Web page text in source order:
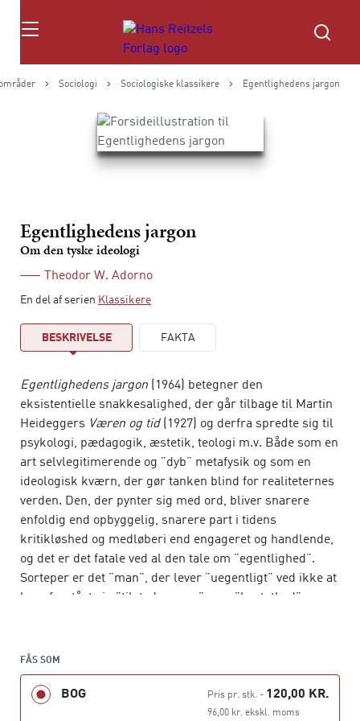
Søg
Sociologi Sociologiske klassikere Egentlighedens jargon
Egentlighedens jargon
Om den tyske ideologi
Theodor W. Adorno
En del af serien Klassikere
BESKRIVELSE FAKTA
Egentlighedens jargon (1964) betegner den
eksistentielle snakkesalighed, der går tilbage til Martin
Heideggers Væren og tid(1927) og derfra spredte sig til
psykologi, pædagogik, æstetik, teologi m.v. Både som en
art selvlegitimerende og ”dyb” metafysik og som en
ideologisk kværn, der gør tanken blind for realiteternes
verden. Den, der pynter sig med ord, bliver snarere
enfoldig end opbyggelig, snarere part i tidens
kritikløshed og medløberi end engageret og handlende,
og det er det fatale ved al den tale om ”egentlighed”.
Sorteper er det ”man”, der lever ”uegentligt” ved ikke at
have forstået sin ”tilstedeværen” som ”kastethed” og
meget af den eksistenspsykologi og managementteori,
der til det ulidelige puster sig op med positiviteter,
udfordringer og hurraord.
FÅS SOM
BOG Pris pr. stk.- 120,00 KR.
96,00 kr. ekskl. moms